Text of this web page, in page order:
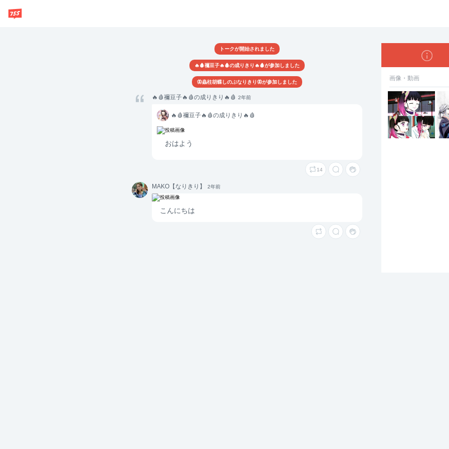
トークが開始されました
🔥🩸禰豆子🔥🩸の成りきり🔥🩸が参加しました
🦋蟲柱胡蝶しのぶなりきり🦋が参加しました
🔥🩸禰豆子🔥🩸の成りきり🔥🩸 2年前
🔥🩸
禰豆
子🔥
🩸の
成り
🔥🩸禰豆子🔥🩸の成りきり🔥🩸
おはよう
14
MAKO
【なり
MAKO【なりきり】 2年前
こんにちは
画像・動画